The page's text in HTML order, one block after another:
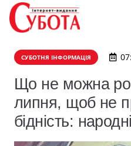
СУБОТНЯ ІНФОРМАЦІЯ
Що не можна
липня, щоб не
бідність: